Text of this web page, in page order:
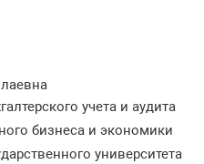
учета и аудита
бизнеса и экономики
университета